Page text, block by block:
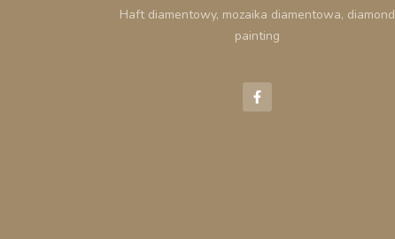
Haft diamentowy, mozaika diamentowa, diamond
painting
a
c
e